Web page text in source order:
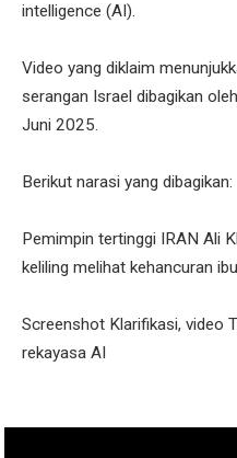
intelligence (AI).
Video yang diklaim
serangan Israel dibagikan
Juni 2025.
Berikut narasi yang dibagikan:
Pemimpin tertinggi IRAN Ali
keliling melihat kehancuran
Screenshot Klarifikasi, video
rekayasa AI